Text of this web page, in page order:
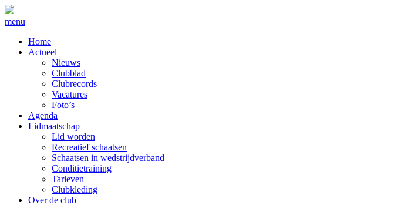
menu
Home
Actueel
Nieuws
Clubblad
Clubrecords
Vacatures
Foto’s
Agenda
Lidmaatschap
Lid worden
Recreatief schaatsen
Schaatsen in wedstrijdverband
Conditietraining
Tarieven
Clubkleding
Over de club